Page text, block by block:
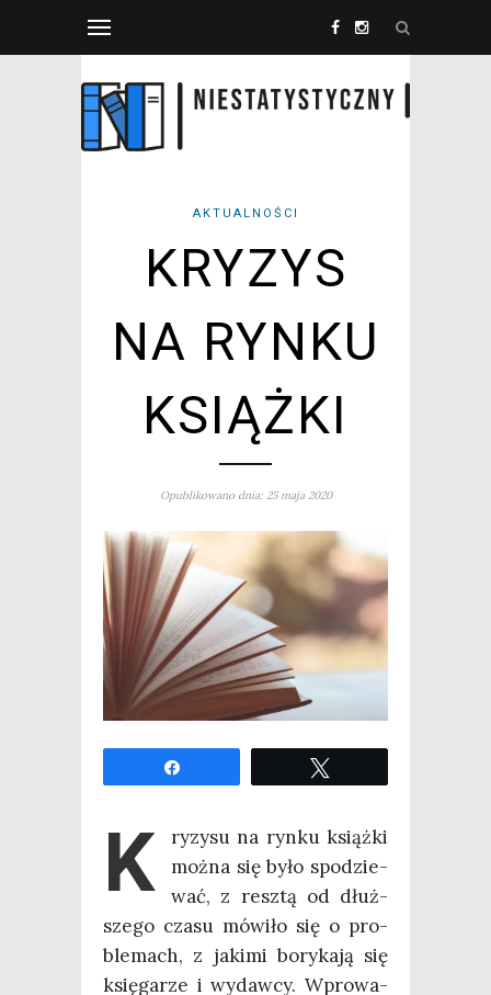
AKTUALNOŚCI
KRYZYS
NA RYNKU
KSIĄŻKI
Opublikowano dnia: 25 maja 2020
K
ry­zy­su na ryn­ku książ­ki
moż­na się było spo­dzie­
wać, z resz­tą od dłuż­
sze­go cza­su mówi­ło się o pro­
ble­mach, z jaki­mi bory­ka­ją się
księ­ga­rze i wydaw­cy. Wpro­wa­